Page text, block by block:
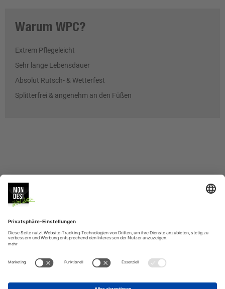
Warum WPC?
Extrem Pflegeleicht
Sehr lange Lebensdauer
Absolut Rutsch- & Wetterfest
Splitterfrei & angenehm an den Füßen
MONDESI
SERVICE